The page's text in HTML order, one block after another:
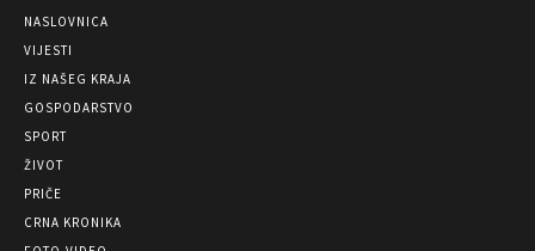
NASLOVNICA
VIJESTI
IZ NAŠEG KRAJA
GOSPODARSTVO
SPORT
ŽIVOT
PRIČE
CRNA KRONIKA